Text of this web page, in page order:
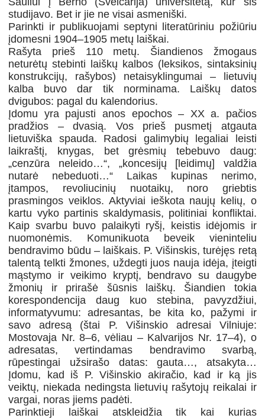
studijavo. Bet ir jie ne visai asmeniški.
Parinkti ir publikuojami septyni literatūriniu požiūriu
įdomesni 1904–1905 metų laiškai.
Rašyta prieš 110 metų. Šiandienos žmogaus
neturėtų stebinti laiškų kalbos (leksikos, sintaksinių
konstrukcijų, rašybos) netaisyklingumai – lietuvių
kalba buvo dar tik norminama. Laiškų datos
dvigubos: pagal du kalendorius.
Įdomu yra pajusti anos epochos – XX a. pačios
pradžios – dvasią. Vos prieš pusmetį atgauta
lietuviška spauda. Radosi galimybių legaliai leisti
laikraštį, knygas, bet grėsmių tebebuvo daug:
„cenzūra neleido…“, „koncesijų [leidimų] valdžia
nutarė nebeduoti…“ Laikas kupinas nerimo,
įtampos, revoliucinių nuotaikų, noro griebtis
prasmingos veiklos. Aktyviai ieškota naujų kelių, o
kartu vyko partinis skaldymasis, politiniai konfliktai.
Kaip svarbu buvo palaikyti ryšį, keistis idėjomis ir
nuomonėmis. Komunikuota beveik vieninteliu
bendravimo būdu – laiškais. P. Višinskis, turėjęs retą
talentą telkti žmones, uždegti juos nauja idėja, įteigti
mąstymo ir veikimo kryptį, bendravo su daugybe
žmonių ir prirašė šūsnis laiškų. Šiandien tokia
korespondencija daug kuo stebina, pavyzdžiui,
informatyvumu: adresantas, be kita ko, pažymi ir
savo adresą (štai P. Višinskio adresai Vilniuje:
Mostovaja Nr. 8–6, vėliau – Kalvarijos Nr. 17–4), o
adresatas, vertindamas bendravimo svarbą,
rūpestingai užsirašo datas: gauta…, atsakyta…
Įdomu, kad iš P. Višinskio akiračio, kad ir ką jis
veiktų, niekada nedingsta lietuvių rašytojų reikalai ir
vargai, noras jiems padėti.
Parinktieji laiškai atskleidžia tik kai kurias